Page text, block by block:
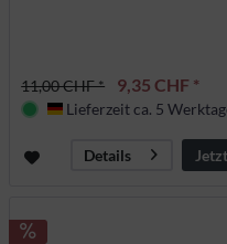
11,00 CHF * 9,35 CHF *
Deutschland
Lieferzeit ca. 5
Details